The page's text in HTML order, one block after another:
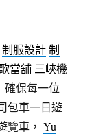
制服設計 制
當舖 三峽機
確保每一位
包車一日遊
覽車，Yu